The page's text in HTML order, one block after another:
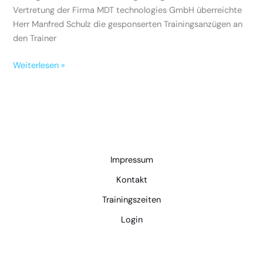
Vertretung der Firma MDT technologies GmbH überreichte
Herr Manfred Schulz die gesponserten Trainingsanzügen an
den Trainer
Weiterlesen »
Impressum
Kontakt
Trainingszeiten
Login